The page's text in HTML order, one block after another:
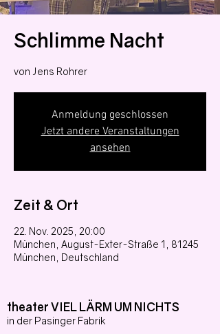
Schlimme Nacht
von Jens Rohrer
Anmeldung geschlossen
Jetzt andere Veranstaltungen
ansehen
Zeit & Ort
22. Nov. 2025, 20:00
München, August-Exter-Straße 1, 81245
München, Deutschland
theater VIEL LÄRM UM NICHTS
in der Pasinger Fabrik